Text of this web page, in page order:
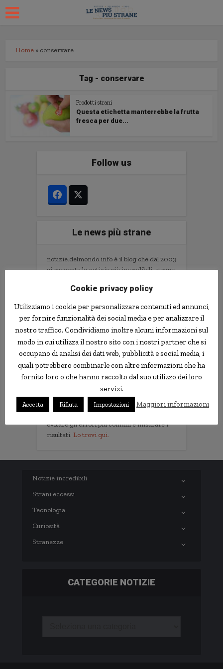
Home » conservare
Tag - conservare
Prodotti strani
Questa etichetta manterrebbe la frutta
fresca per due...
Follow us
Le news più strane
notizie.delmondo.info è il blog che dal 2003
vi racconta le notizie più incredibili, strane,
ladri imbranati, prodotti assurdi, ricerche
Informativa Privacy
Contatti
Implementare l'AI nella tua impresa senza
metodo e gli strumenti.
Non servono competenze tecniche. Serve
un metodo per scegliere i progetti giusti,
evitare gli errori più comuni e misurare i
risultati. Lo trovi qui.
Notizie incredibili
Strani eccessi
Tecnologia
Curiosità
Stranezze
CATEGORIE NOTIZIE
Cookie privacy policy
Utilizziamo i cookie per personalizzare contenuti ed annunci,
per fornire funzionalità dei social media e per analizzare il
nostro traffico. Condividiamo inoltre alcuni informazioni sul
modo in cui utilizza il nostro sito con i nostri partner che si
occupano di analisi dei dati web, pubblicità e social media, i
quali potrebbero combinarle con altre informazioni che ha
fornito loro o che hanno raccolto dal suo utilizzo dei loro
servizi.
Accetta Rifiuta Impostazioni Maggiori informazioni